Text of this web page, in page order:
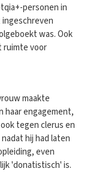
personen in
ingeschreven
was. Ook
ruimte voor
maakte
haar engagement,
tegen clerus en
hij had laten
even
'donatistisch' is.